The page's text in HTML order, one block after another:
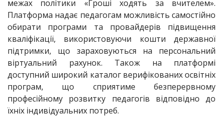
межах політики «Гроші ходять за вчителем».
Платформа надає педагогам можливість самостійно
обирати програми та провайдерів підвищення
кваліфікації, використовуючи кошти державної
підтримки, що зараховуються на персональний
віртуальний рахунок. Також на платформі
доступний широкий каталог верифікованих освітніх
програм, що сприятиме безперервному
професійному розвитку педагогів відповідно до
їхніх індивідуальних потреб.